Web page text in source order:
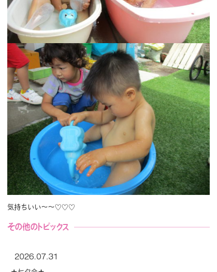
気持ちいい～～♡♡♡
その他のトピックス
2026.07.31